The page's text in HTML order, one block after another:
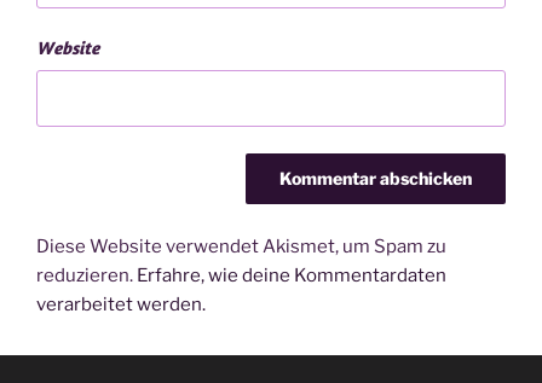
Website
Diese Website verwendet Akismet, um Spam zu
reduzieren. Erfahre, wie deine Kommentardaten
verarbeitet werden.